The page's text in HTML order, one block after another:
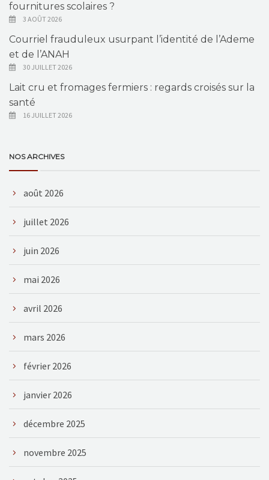
fournitures scolaires ?
3 AOÛT 2026
Courriel frauduleux usurpant l’identité de l’Ademe
et de l’ANAH
30 JUILLET 2026
Lait cru et fromages fermiers : regards croisés sur la
santé
16 JUILLET 2026
NOS ARCHIVES
août 2026
juillet 2026
juin 2026
mai 2026
avril 2026
mars 2026
février 2026
janvier 2026
décembre 2025
novembre 2025